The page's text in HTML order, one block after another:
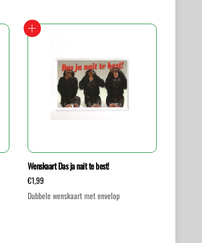
Wenskaart Das ja nait te best!
€1,99
Dubbele wenskaart met envelop